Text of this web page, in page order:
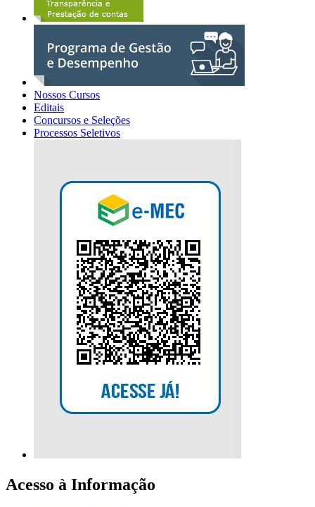
Nossos Cursos
Editais
Concursos e Seleções
Processos Seletivos
Acesso à Informação